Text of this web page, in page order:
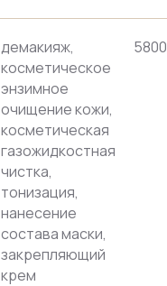
демакияж,
косметическое
энзимное
очищение кожи,
косметическая
газожидкостная
чистка,
тонизация,
нанесение
состава маски,
закрепляющий
крем
5800